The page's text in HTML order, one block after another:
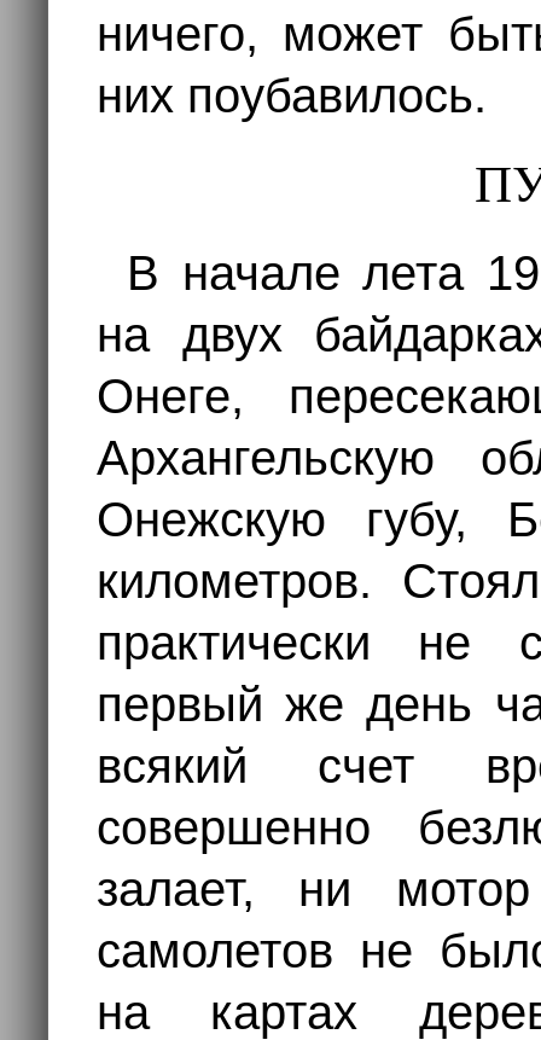
ничего, может
них поубавилось.
В начале лета
на двух
Онеге,
Архангельскую
Онежскую губу,
километров.
практически не
первый же день
всякий счет
совершенно
залает, ни
самолетов не
на картах